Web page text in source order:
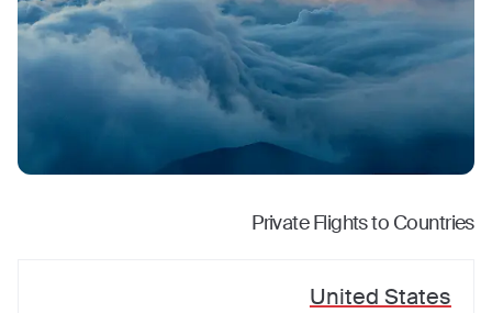
Private Flights to Countries
United States